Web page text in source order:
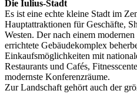
Die Iulius-Stadt
Es ist eine echte kleine Stadt im
Hauptattraktionen für Geschäfte,
Westen. Der nach einem
errichtete Gebäudekomplex
Einkaufsmöglichkeiten mit
Restaurants und Cafés,
modernste Konferenzräume.
Zur Landschaft gehört auch der